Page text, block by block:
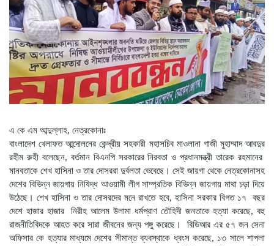
সেক্রেটারির সাক্ষাৎ
বাগানে পড়েছিল নারীর গলাকাটা মরদেহ
পু‌লি‌শে বরখাস্ত চলমান প্রক্রিয়া:
স্বরাষ্ট্র উপদেষ্টা
এ কে এম আব্দুল্লাহ, নেত্রকোনাঃ
বাংলাদেশ খেলাফত আন্দোলনের কেন্দ্রীয় সহকারী মহাসচিব মাওলানা গাজী মুহাম্মাদ আবদুর
রহীম রুহী বলেছেন, বর্তমান বিএনপি সরকারের নিরবতা ও প্রধানমন্ত্রী তারেক রহমানের
মানবতাকে শেখ হাসিনা ও তার দোসররা দুর্বলতা ভেবেছে। সেই জায়গা থেকে নেত্রকোনাসহ
দেশের বিভিন্ন জায়গায় নিষিদ্ধ আওয়ামী লীগ সাম্প্রতিক বিভিন্ন জায়গায় মাথা চড়া দিয়ে
উঠেছে। শেখ হাসিনা ও তার দোসরদের মনে রাখতে হবে, হাসিনা সরকার বিগত ১৭ বছর
দেশে হাজার হাজার নিরীহ আলেম উলামা ধর্মপ্রাণ তৌহিদী জনতাকে হত্যা করেছে, বহু
রাজনীতিবিদকে আহত করে সারা জীবনের জন্য পঙ্গু করেছে। বিডিআর এর ৫৭ জন সেনা
অফিসার কে হত্যার মাধ্যমে দেশের সীমান্ত ব্যবস্থাকে ধ্বংস করেছে, ১৩ সালে শাপলা